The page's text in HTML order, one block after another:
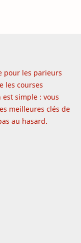
pour les parieurs
les courses
simple : vous
meilleures clés de
au hasard.